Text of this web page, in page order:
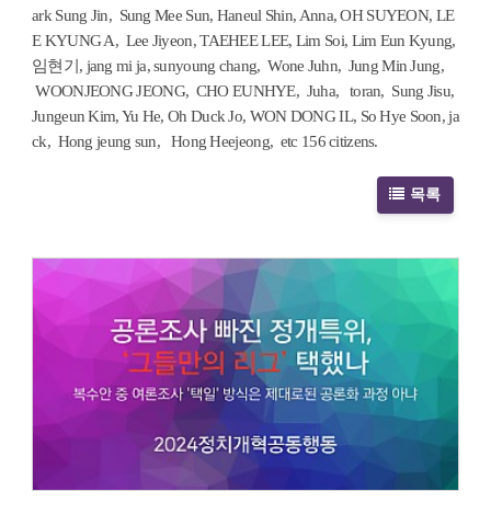
ark Sung Jin, Sung Mee Sun, Haneul Shin, Anna, OH SUYEON, LE
E KYUNG A, Lee Jiyeon, TAEHEE LEE, Lim Soi, Lim Eun Kyung,
임현기, jang mi ja, sunyoung chang, Wone Juhn, Jung Min Jung,
WOONJEONG JEONG, CHO EUNHYE, Juha, toran, Sung Jisu,
Jungeun Kim, Yu He, Oh Duck Jo, WON DONG IL, So Hye Soon, ja
ck, Hong jeung sun, Hong Heejeong, etc 156 citizens.
목록